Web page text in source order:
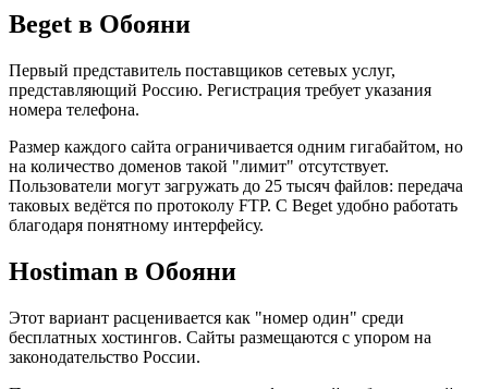
Beget в Обояни
Первый представитель поставщиков сетевых услуг,
представляющий Россию. Регистрация требует указания
номера телефона.
Размер каждого сайта ограничивается одним гигабайтом, но
на количество доменов такой "лимит" отсутствует.
Пользователи могут загружать до 25 тысяч файлов: передача
таковых ведётся по протоколу FTP. С Beget удобно работать
благодаря понятному интерфейсу.
Hostiman в Обояни
Этот вариант расценивается как "номер один" среди
бесплатных хостингов. Сайты размещаются с упором на
законодательство России.